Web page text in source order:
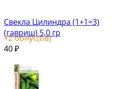
Свекла Цилиндра (1+1=3)
(гавриш) 5,0 гр
+2бонус(ов)
40 ₽